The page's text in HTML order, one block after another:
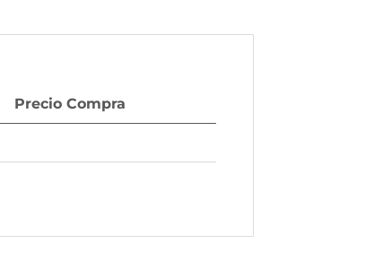
Precio Compra